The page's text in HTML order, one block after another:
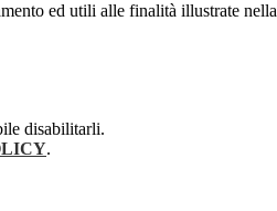
ed utili alle finalità illustrate nella
disabilitarli.
.